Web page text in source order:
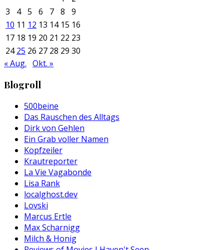
3
4 5 6 7 8
9
10 11 12 13 14 15 16
17 18 19 20 21 22 23
24 25 26 27 28 29 30
« Aug. Okt. »
Blogroll
500beine
Das Rauschen des Alltags
Dirk von Gehlen
Ein Grab voller Namen
Kopfzeiler
Krautreporter
La Vie Vagabonde
Lisa Rank
localghost.dev
Lovski
Marcus Ertle
Max Scharnigg
Milch & Honig